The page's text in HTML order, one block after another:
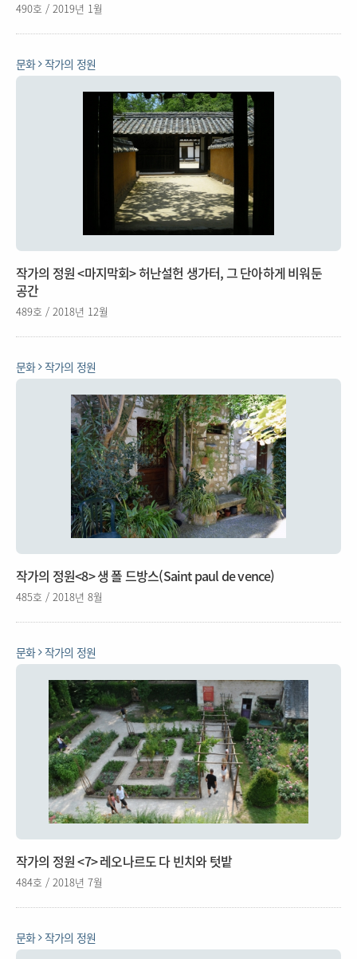
490호 / 2019년 1월
문화 작가의 정원
작가의 정원 <마지막회> 허난설헌 생가터, 그 단아하게 비워둔
공간
489호 / 2018년 12월
문화 작가의 정원
작가의 정원<8> 생 폴 드방스(Saint paul de vence)
485호 / 2018년 8월
문화 작가의 정원
작가의 정원 <7> 레오나르도 다 빈치와 텃밭
484호 / 2018년 7월
문화 작가의 정원